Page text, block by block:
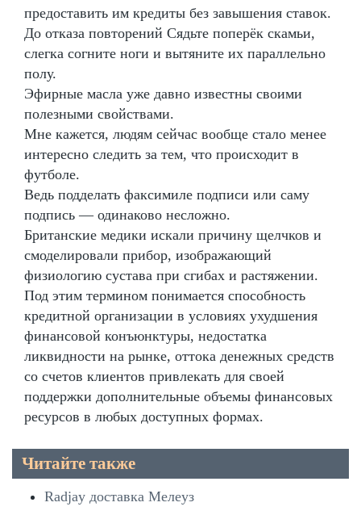
предоставить им кредиты без завышения ставок.
До отказа повторений Сядьте поперёк скамьи,
слегка согните ноги и вытяните их параллельно
полу.
Эфирные масла уже давно известны своими
полезными свойствами.
Мне кажется, людям сейчас вообще стало менее
интересно следить за тем, что происходит в
футболе.
Ведь подделать факсимиле подписи или саму
подпись — одинаково несложно.
Британские медики искали причину щелчков и
смоделировали прибор, изображающий
физиологию сустава при сгибах и растяжении.
Под этим термином понимается способность
кредитной организации в условиях ухудшения
финансовой конъюнктуры, недостатка
ликвидности на рынке, оттока денежных средств
со счетов клиентов привлекать для своей
поддержки дополнительные объемы финансовых
ресурсов в любых доступных формах.
Читайте также
Radjay доставка Мелеуз